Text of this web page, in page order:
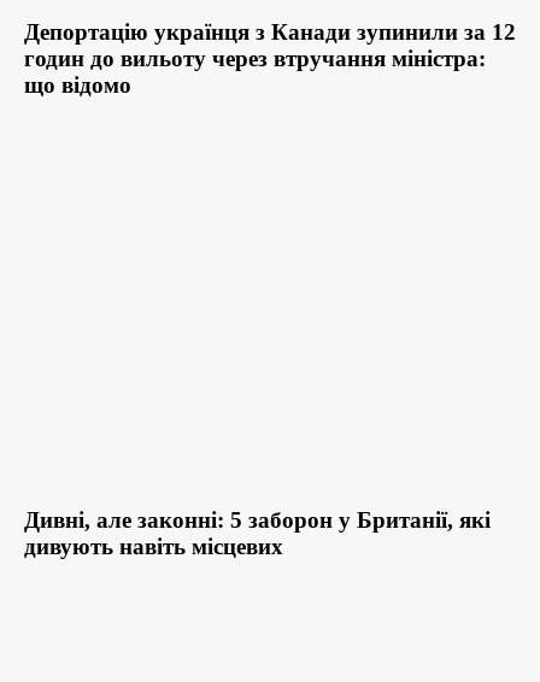
Депортацію українця з Канади зупинили за 12
годин до вильоту через втручання міністра:
що відомо
Дивні, але законні: 5 заборон у Британії, які
дивують навіть місцевих